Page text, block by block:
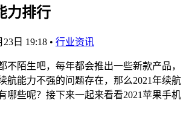
力排行
23日 19:18 • 行业资讯
不陌生吧，每年都会推出一些新款产品，
航能力不强的问题存在，那么2021年续航
哪些呢？接下来一起来看看2021苹果手机